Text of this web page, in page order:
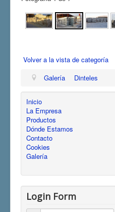
Volver a la vista de categoría
Galería
Dinteles
Inicio
La Empresa
Productos
Dónde Estamos
Contacto
Cookies
Galería
Login Form